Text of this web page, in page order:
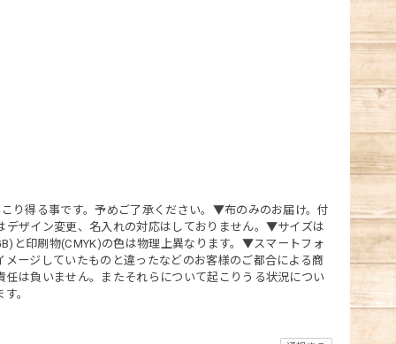
り得る事です。予めご了承ください。▼布のみのお届け。付
ザイン変更、名入れの対応はしておりません。▼サイズは
と印刷物(CMYK)の色は物理上異なります。▼スマートフォ
ージしていたものと違ったなどのお客様のご都合による商
は負いません。またそれらについて起こりうる状況につい
。